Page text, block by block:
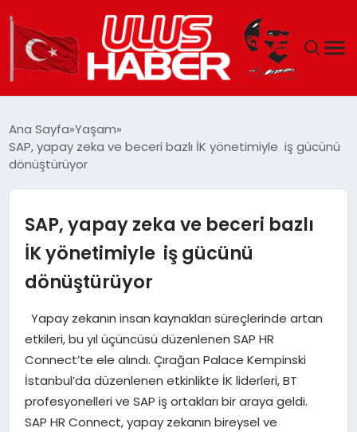
DÜNYA
SIYASET
TEKNOLOJI
EĞITIM
MAGAZIN
SPOR
Ana Sayfa Yaşam
SAP, yapay zeka ve beceri bazlı İK yönetimiyle iş gücünü
dönüştürüyor
SAP, yapay zeka ve beceri bazlı
İK yönetimiyle iş gücünü
dönüştürüyor
Yapay zekanın insan kaynakları süreçlerinde artan
etkileri, bu yıl üçüncüsü düzenlenen SAP HR
Connect’te ele alındı. Çırağan Palace Kempinski
İstanbul’da düzenlenen etkinlikte İK liderleri, BT
profesyonelleri ve SAP iş ortakları bir araya geldi.
SAP HR Connect, yapay zekanın bireysel ve